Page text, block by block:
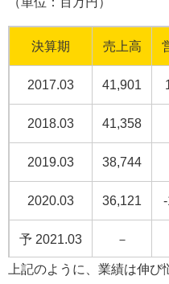
決算期 売上高
2017.03 41,901
2018.03 41,358
2019.03 38,744
2020.03 36,121
予 2021.03 －
上記のように、業績は伸